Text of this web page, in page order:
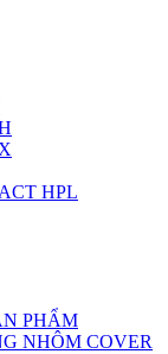
HPL
PHẨM
NHÔM COVER